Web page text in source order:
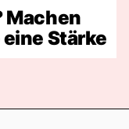
Machen
Stärke